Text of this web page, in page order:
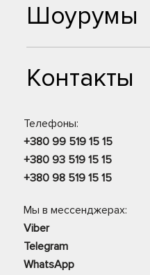
Шоурумы
Контакты
Телефоны:
+380 99 519 15 15
+380 93 519 15 15
+380 98 519 15 15
Мы в мессенджерах:
Viber
Telegram
WhatsApp